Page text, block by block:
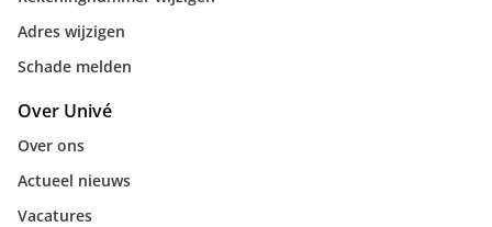
Adres wijzigen
Schade melden
Over Univé
Over ons
Actueel nieuws
Vacatures